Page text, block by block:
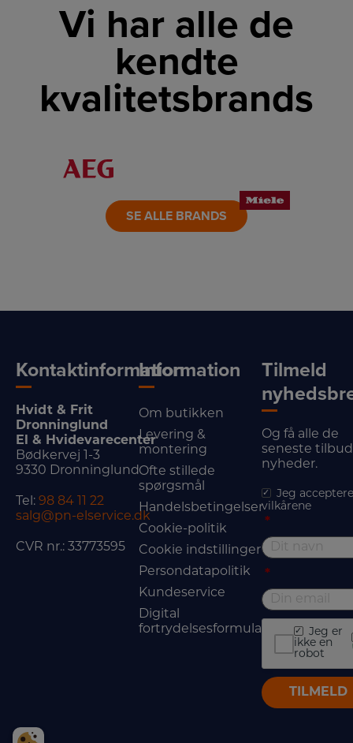
Vi har alle de
kendte
kvalitetsbrands
LINK
SE ALLE BRANDS
Kontaktinformation
Hvidt & Frit
Dronninglund
El & Hvidevarecenter
Bødkervej 1-3
9330 Dronninglund
Tel: 98 84 11 22
salg@pn-elservice.dk
CVR nr.: 33773595
Information
Om butikken
Levering &
montering
Ofte stillede
spørgsmål
Handelsbetingelser
Cookie-politik
Cookie indstillinger
Persondatapolitik
Kundeservice
Digital
fortrydelsesformular
Tilmeld
Og få alle de
seneste
nyheder.
Jeg
vilkårene
*
*
Jeg er
ikke en
robot